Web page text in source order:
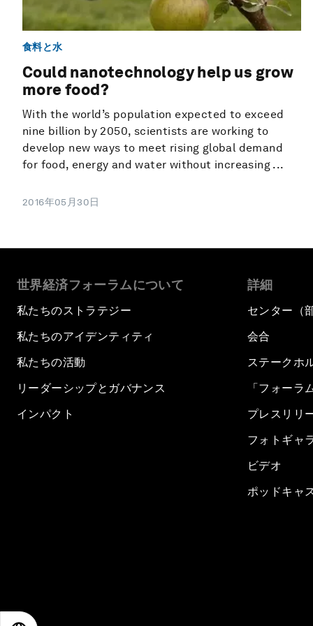
食料と水
Could nanotechnology help us grow
more food?
With the world’s population expected to exceed
nine billion by 2050, scientists are working to
develop new ways to meet rising global demand
for food, energy and water without increasing ...
2016年05月30日
世界経済フォーラムについて
私たちのストラテジー
私たちのアイデンティティ
私たちの活動
リーダーシップとガバナンス
インパクト
詳細
センター（
会合
ステークホ
「フォーラ
プレスリリ
フォトギャ
ビデオ
ポッドキャ